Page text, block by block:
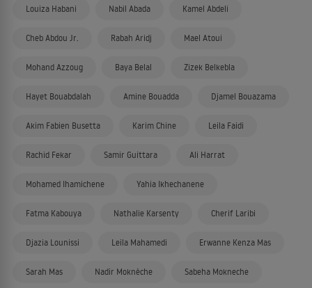
Louiza Habani Nabil Abada Kamel Abdeli
Cheb Abdou Jr. Rabah Aridj Mael Atoui
Mohand Azzoug Baya Belal Zizek Belkebla
Hayet Bouabdalah Amine Bouadda Djamel Bouazama
Akim Fabien Busetta Karim Chine Leila Faidi
Rachid Fekar Samir Guittara Ali Harrat
Mohamed Ihamichene Yahia Ikhechanene
Fatma Kabouya Nathalie Karsenty Cherif Laribi
Djazia Lounissi Leila Mahamedi Erwanne Kenza Mas
Sarah Mas Nadir Moknèche Sabeha Mokneche